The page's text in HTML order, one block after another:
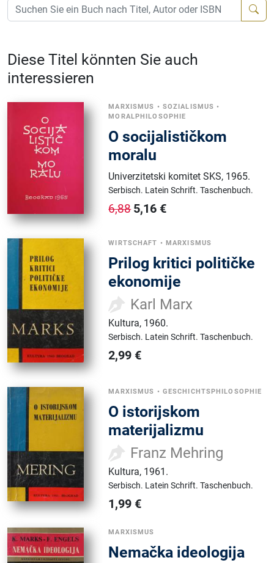
Diese Titel könnten Sie auch
interessieren
MARXISMUS • SOZIALISMUS •
MORALPHILOSOPHIE
O socijalističkom
moralu
Univerzitetski komitet SKS, 1965.
Serbisch. Latein Schrift.Taschenbuch.
6,88 5,16 €
WIRTSCHAFT • MARXISMUS
Prilog kritici političke
ekonomije
Karl Marx
Kultura, 1960.
Serbisch. Latein Schrift.Taschenbuch.
2,99 €
MARXISMUS • GESCHICHTSPHILOSOPHIE
O istorijskom
materijalizmu
Franz Mehring
Kultura, 1961.
Serbisch. Latein Schrift.Taschenbuch.
1,99 €
MARXISMUS
Nemačka ideologija